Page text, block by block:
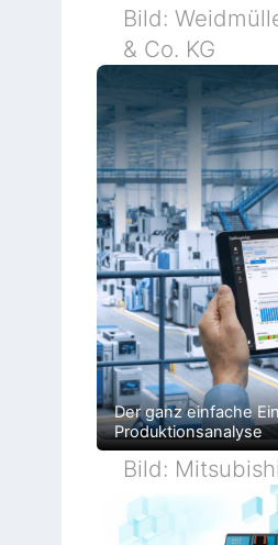
Bild:
& Co. KG
Der ganz einfache
Produktionsanalyse
Bild: